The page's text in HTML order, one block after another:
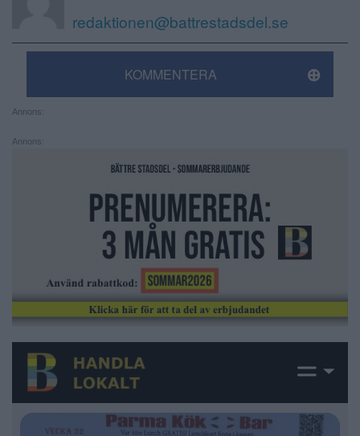
redaktionen@battrestadsdel.se
KOMMENTERA
Annons:
Annons: